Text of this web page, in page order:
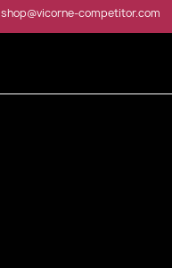
shop@vicorne-competitor.com
des cookies